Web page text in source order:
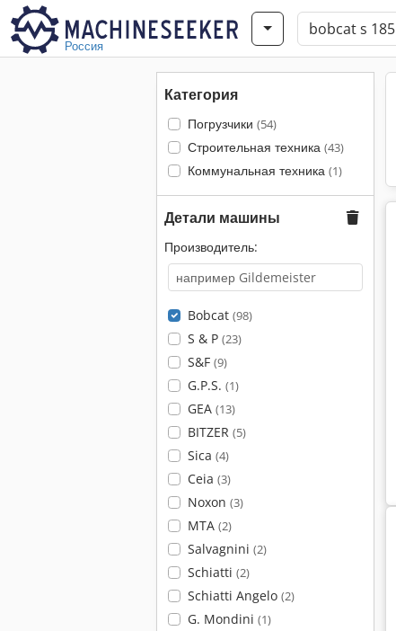
Россия
Категория
Погрузчики (54)
Строительная техника (43)
Коммунальная техника (1)
Детали машины
Производитель:
Bobcat (98)
S & P (23)
S&F (9)
G.P.S. (1)
GEA (13)
BITZER (5)
Sica (4)
Ceia (3)
Noxon (3)
MTA (2)
Salvagnini (2)
Schiatti (2)
Schiatti Angelo (2)
G. Mondini (1)